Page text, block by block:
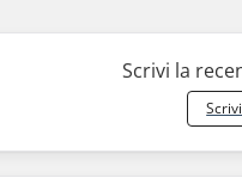
Scrivi la